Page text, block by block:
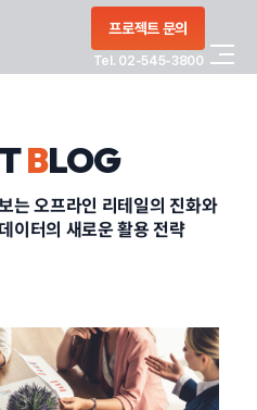
프로젝트 문의
Tel. 02-545-3800
BLOG
는 오프라인 리테일의 진화와
이터의 새로운 활용 전략